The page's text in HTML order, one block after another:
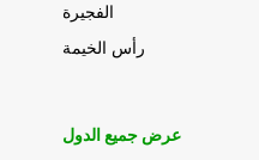
الفجيرة
رأس الخيمة
عرض جميع الدول